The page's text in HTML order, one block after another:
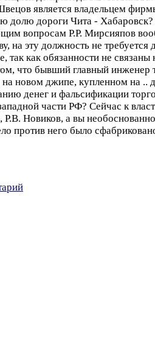
является владельцем
долю дороги Чита -
вопросам Р.Р. Мирсияпов
на эту должность не
как обязанности не связаны
что бывший главный
на новом джипе, купленном на ..
денег и фальсификации
части РФ? Сейчас к
Новиков, а вы
против него было